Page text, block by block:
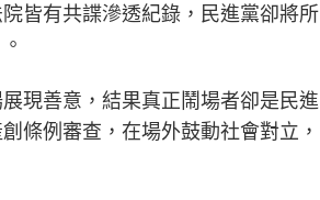
皆有共諜滲透紀錄，民進黨卻將所
現善意，結果真正鬧場者卻是民進
條例審查，在場外鼓動社會對立，